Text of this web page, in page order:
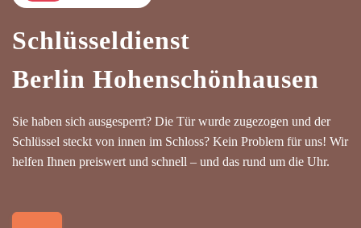
Schlüsseldienst
Berlin Hohenschönhausen
Sie haben sich ausgesperrt? Die Tür wurde zugezogen und der
Schlüssel steckt von innen im Schloss? Kein Problem für uns! Wir
helfen Ihnen preiswert und schnell – und das rund um die Uhr.